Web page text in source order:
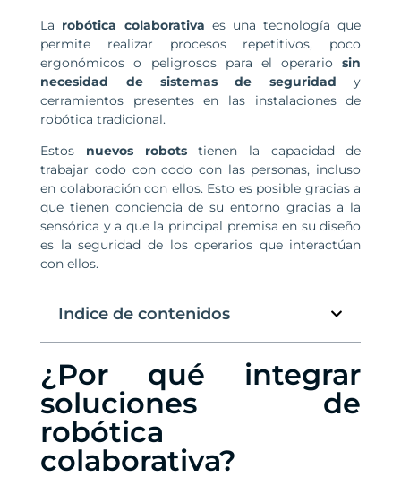
La robótica colaborativa es una tecnología que
permite realizar procesos repetitivos, poco
ergonómicos o peligrosos para el operariosin
necesidad de sistemas de seguridad y
cerramientos presentes en las instalaciones de
robótica tradicional.
Estos nuevos robotstienen la capacidad de
trabajar codo con codo con las personas, incluso
en colaboración con ellos. Esto es posible gracias a
que tienen conciencia de su entorno gracias a la
sensórica y a que la principal premisa en su diseño
es la seguridad de los operarios que interactúan
con ellos.
Indice de contenidos
¿Por qué integrar
soluciones de
robótica
colaborativa?